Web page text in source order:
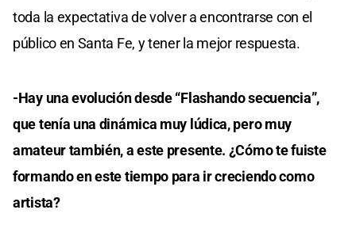
toda la expectativa de volver a encontrarse con el
público en Santa Fe, y tener la mejor respuesta.
-Hay una evolución desde “Flashando secuencia”,
que tenía una dinámica muy lúdica, pero muy
amateur también, a este presente. ¿Cómo te fuiste
formando en este tiempo para ir creciendo como
artista?